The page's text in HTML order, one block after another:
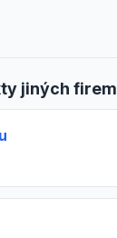
jiných firem